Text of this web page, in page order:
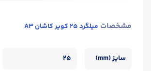
مشخصات میلگرد 25 کویر کاشان A3
سایز (mm) 25